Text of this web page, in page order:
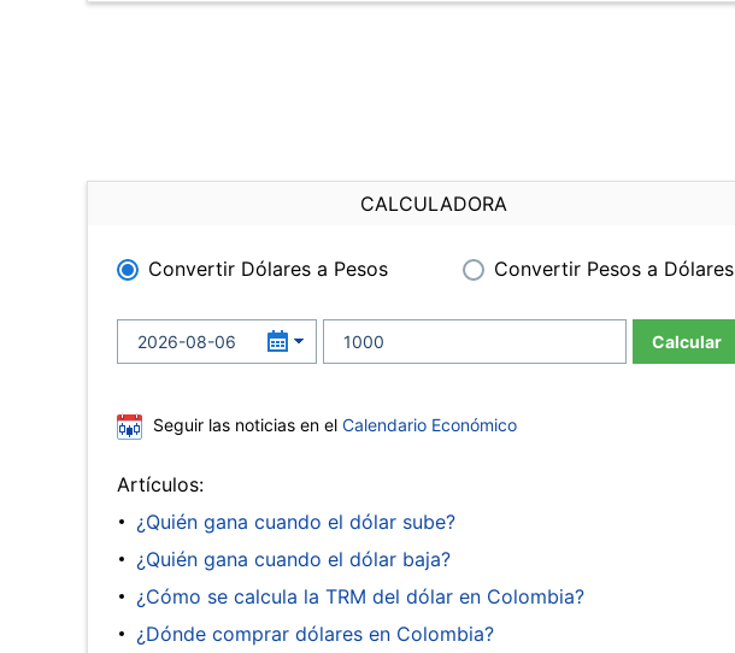
CALCULADORA
Convertir Dólares a Pesos Convertir Pesos a Dólares
Calcular
Seguir las noticias en el Calendario Económico
Artículos:
¿Quién gana cuando el dólar sube?
¿Quién gana cuando el dólar baja?
¿Cómo se calcula la TRM del dólar en Colombia?
¿Dónde comprar dólares en Colombia?